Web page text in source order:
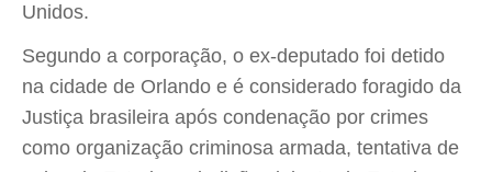
Unidos.
Segundo a corporação, o ex-deputado foi detido
na cidade de Orlando e é considerado foragido da
Justiça brasileira após condenação por crimes
como organização criminosa armada, tentativa de